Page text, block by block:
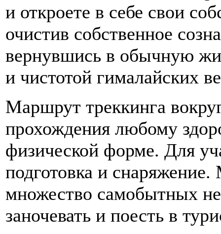
и откроете в себе свои
очистив собственное
вернувшись в обычную
и чистотой гималайских
Маршрут треккинга
прохождения любому
физической форме. Для
подготовка и
множество самобытных
заночевать и поесть в